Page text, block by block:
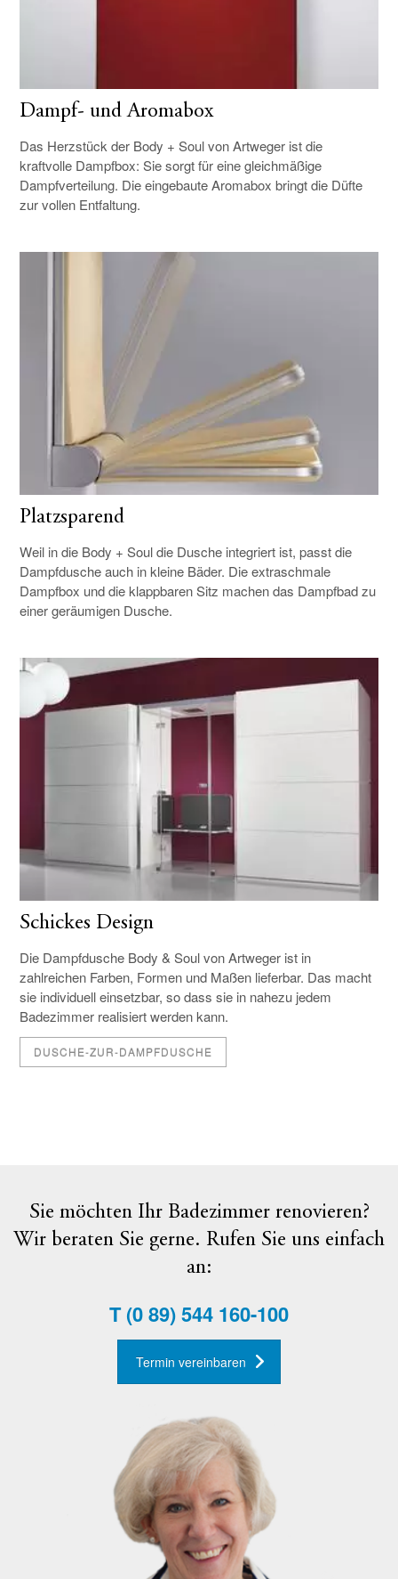
Dampf- und Aromabox
Das Herzstück der Body + Soul von Artweger ist die
kraftvolle Dampfbox: Sie sorgt für eine gleichmäßige
Dampfverteilung. Die eingebaute Aromabox bringt die Düfte
zur vollen Entfaltung.
Platzsparend
Weil in die Body + Soul die Dusche integriert ist, passt die
Dampfdusche auch in kleine Bäder. Die extraschmale
Dampfbox und die klappbaren Sitz machen das Dampfbad zu
einer geräumigen Dusche.
Schickes Design
Die Dampfdusche Body & Soul von Artweger ist in
zahlreichen Farben, Formen und Maßen lieferbar. Das macht
sie individuell einsetzbar, so dass sie in nahezu jedem
Badezimmer realisiert werden kann.
DUSCHE-ZUR-DAMPFDUSCHE
Sie möchten Ihr Badezimmer renovieren?
Wir beraten Sie gerne. Rufen Sie uns einfach
an:
T(0 89) 544 160-100
Termin vereinbaren